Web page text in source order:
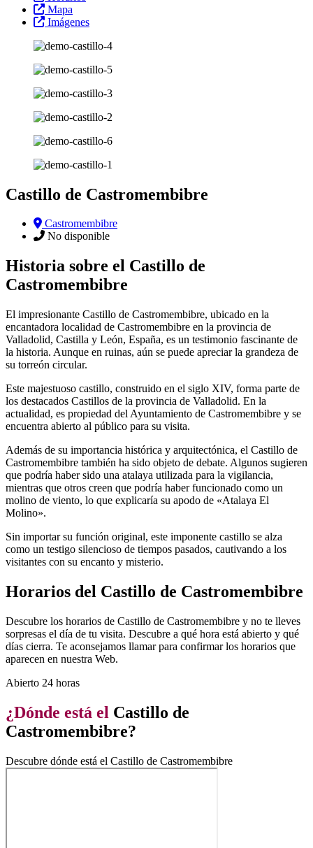
Mapa
Imágenes
Castillo de Castromembibre
Castromembibre
No disponible
Historia sobre el Castillo de
Castromembibre
El impresionante Castillo de Castromembibre, ubicado en la
encantadora localidad de Castromembibre en la provincia de
Valladolid, Castilla y León, España, es un testimonio fascinante de
la historia. Aunque en ruinas, aún se puede apreciar la grandeza de
su torreón circular.
Este majestuoso castillo, construido en el siglo XIV, forma parte de
los destacados Castillos de la provincia de Valladolid. En la
actualidad, es propiedad del Ayuntamiento de Castromembibre y se
encuentra abierto al público para su visita.
Además de su importancia histórica y arquitectónica, el Castillo de
Castromembibre también ha sido objeto de debate. Algunos sugieren
que podría haber sido una atalaya utilizada para la vigilancia,
mientras que otros creen que podría haber funcionado como un
molino de viento, lo que explicaría su apodo de «Atalaya El
Molino».
Sin importar su función original, este imponente castillo se alza
como un testigo silencioso de tiempos pasados, cautivando a los
visitantes con su encanto y misterio.
Horarios del Castillo de Castromembibre
Descubre los horarios de Castillo de Castromembibre y no te lleves
sorpresas el día de tu visita. Descubre a qué hora está abierto y qué
días cierra. Te aconsejamos llamar para confirmar los horarios que
aparecen en nuestra Web.
Abierto 24 horas
¿Dónde está el Castillo de
Castromembibre?
Descubre dónde está el Castillo de Castromembibre